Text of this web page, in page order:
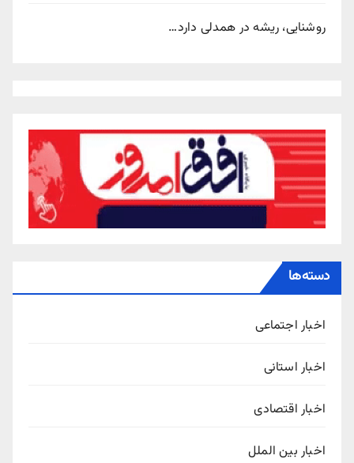
روشنایی، ریشه در همدلی دارد…
دسته‌ها
اخبار اجتماعی
اخبار استانی
اخبار اقتصادی
اخبار بین الملل